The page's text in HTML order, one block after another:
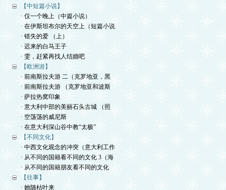
【中短篇小说】
· 仅一个晚上（中篇小说）
· 在伊斯坦布尔的天空上（短篇小说
· 错失的爱 （上）
· 迟来的白马王子
· 雯，赶紧再找人结婚吧
【欧洲游】
· 前南斯拉夫游 二（克罗地亚，黑
· 前南斯拉夫游 （克罗地亚和波斯
· 萨拉热窝印象
· 意大利中部的美丽石头古城 （照
· 空荡荡的威尼斯
· 在意大利深山谷中教“太极”
【不同文化】
· 中西文化观念的冲突（意大利工作
· 从不同的国籍看不同的文化 3（海
· 从不同的国籍朋友看不同的文化
【往事】
· 她随枯叶来